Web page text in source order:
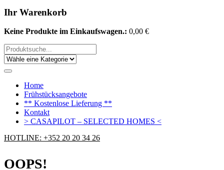
Ihr Warenkorb
Keine Produkte im Einkaufswagen.: 0,00 €
Home
Frühstücksangebote
** Kostenlose Lieferung **
Kontakt
> CASAPILOT – SELECTED HOMES <
HOTLINE: +352 20 20 34 26
OOPS!